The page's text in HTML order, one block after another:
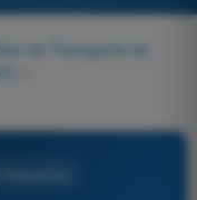
de Transporte de